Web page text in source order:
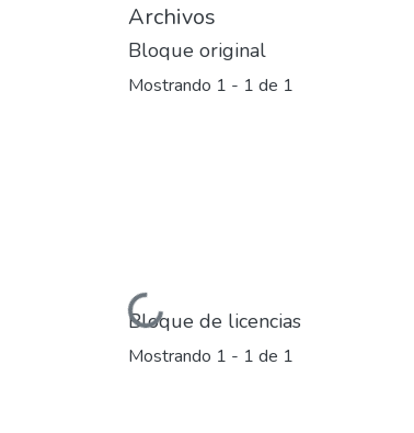
Archivos
Bloque original
Mostrando 1 - 1 de 1
Cargando...
Bloque de licencias
Mostrando 1 - 1 de 1